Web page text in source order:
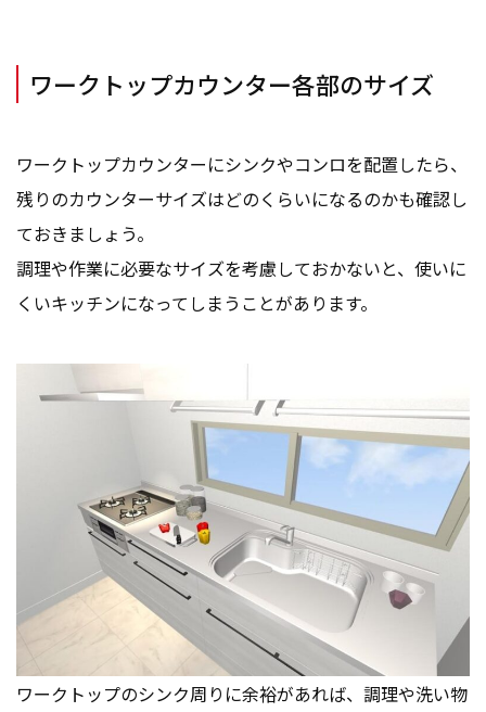
ワークトップカウンター各部のサイズ
ワークトップカウンターにシンクやコンロを配置したら、
残りのカウンターサイズはどのくらいになるのかも確認し
ておきましょう。
調理や作業に必要なサイズを考慮しておかないと、使いに
くいキッチンになってしまうことがあります。
ワークトップのシンク周りに余裕があれば、調理や洗い物